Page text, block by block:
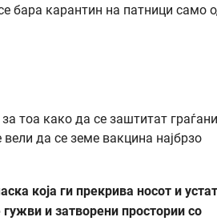
бара карантин на патници само
за тоа како да се заштитат
да се земе вакцина најбрзо
која ги прекрива носот и
гужви и затворени простории со